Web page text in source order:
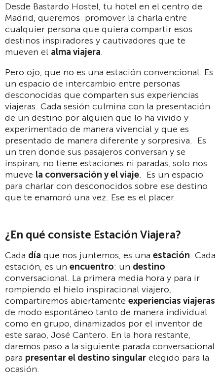
Desde Bastardo Hostel, tu hotel en el centro de
Madrid, queremos promover la charla entre
cualquier persona que quiera compartir esos
destinos inspiradores y cautivadores que te
mueven el alma viajera.
Pero ojo, que no es una estación convencional. Es
un espacio de intercambio entre personas
desconocidas que comparten sus experiencias
viajeras. Cada sesión culmina con la presentación
de un destino por alguien que lo ha vivido y
experimentado de manera vivencial y que es
presentado de manera diferente y sorpresiva. Es
un tren donde sus pasajeros conversan y se
inspiran; no tiene estaciones ni paradas, solo nos
mueve la conversación y el viaje. Es un espacio
para charlar con desconocidos sobre ese destino
que te enamoró una vez. Ese es el placer.
¿En qué consiste Estación Viajera?
Cada día que nos juntemos, es una estación. Cada
estación, es un encuentro: un destino
conversacional. La primera media hora y para ir
rompiendo el hielo inspiracional viajero,
compartiremos abiertamente experiencias viajeras
de modo espontáneo tanto de manera individual
como en grupo, dinamizados por el inventor de
este sarao, José Cantero. En la hora restante,
daremos paso a la siguiente parada conversacional
para presentar el destino singular elegido para la
ocasión.